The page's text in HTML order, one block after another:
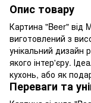
Опис товару
Картина "Beer" від
виготовлений з
унікальний дизайн
якого інтер'єру.
кухонь, або як
Переваги та